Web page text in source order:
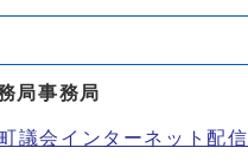
局事務局
議会インターネット配信